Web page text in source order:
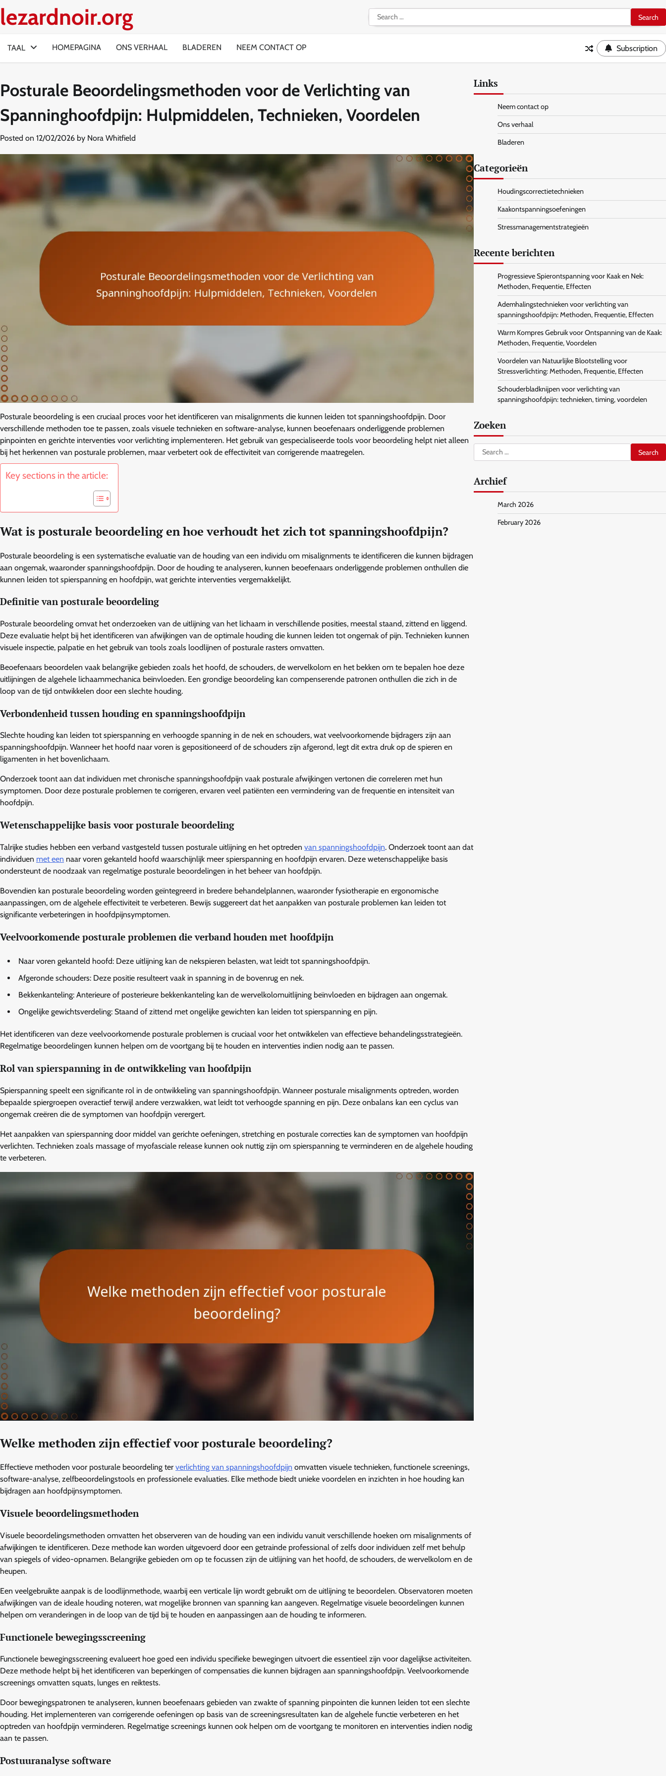
lezardnoir.org
Search
for:
TAAL HOMEPAGINA ONS VERHAAL BLADEREN NEEM CONTACT OP Subscription
Posturale Beoordelingsmethoden voor de Verlichting van
Spanninghoofdpijn: Hulpmiddelen, Technieken, Voordelen
Posted on 12/02/2026 by Nora Whitfield
Posturale beoordeling is een cruciaal proces voor het identificeren van misalignments die kunnen leiden tot spanningshoofdpijn. Door
verschillende methoden toe te passen, zoals visuele technieken en software-analyse, kunnen beoefenaars onderliggende problemen
pinpointen en gerichte interventies voor verlichting implementeren. Het gebruik van gespecialiseerde tools voor beoordeling helpt niet alleen
bij het herkennen van posturale problemen, maar verbetert ook de effectiviteit van corrigerende maatregelen.
Key sections in the article:
Wat is posturale beoordeling en hoe verhoudt het zich tot spanningshoofdpijn?
Posturale beoordeling is een systematische evaluatie van de houding van een individu om misalignments te identificeren die kunnen bijdragen
aan ongemak, waaronder spanningshoofdpijn. Door de houding te analyseren, kunnen beoefenaars onderliggende problemen onthullen die
kunnen leiden tot spierspanning en hoofdpijn, wat gerichte interventies vergemakkelijkt.
Definitie van posturale beoordeling
Posturale beoordeling omvat het onderzoeken van de uitlijning van het lichaam in verschillende posities, meestal staand, zittend en liggend.
Deze evaluatie helpt bij het identificeren van afwijkingen van de optimale houding die kunnen leiden tot ongemak of pijn. Technieken kunnen
visuele inspectie, palpatie en het gebruik van tools zoals loodlijnen of posturale rasters omvatten.
Beoefenaars beoordelen vaak belangrijke gebieden zoals het hoofd, de schouders, de wervelkolom en het bekken om te bepalen hoe deze
uitlijningen de algehele lichaammechanica beïnvloeden. Een grondige beoordeling kan compenserende patronen onthullen die zich in de
loop van de tijd ontwikkelen door een slechte houding.
Verbondenheid tussen houding en spanningshoofdpijn
Slechte houding kan leiden tot spierspanning en verhoogde spanning in de nek en schouders, wat veelvoorkomende bijdragers zijn aan
spanningshoofdpijn. Wanneer het hoofd naar voren is gepositioneerd of de schouders zijn afgerond, legt dit extra druk op de spieren en
ligamenten in het bovenlichaam.
Onderzoek toont aan dat individuen met chronische spanningshoofdpijn vaak posturale afwijkingen vertonen die correleren met hun
symptomen. Door deze posturale problemen te corrigeren, ervaren veel patiënten een vermindering van de frequentie en intensiteit van
hoofdpijn.
Wetenschappelijke basis voor posturale beoordeling
Talrijke studies hebben een verband vastgesteld tussen posturale uitlijning en het optreden van spanningshoofdpijn. Onderzoek toont aan dat
individuen met een naar voren gekanteld hoofd waarschijnlijk meer spierspanning en hoofdpijn ervaren. Deze wetenschappelijke basis
ondersteunt de noodzaak van regelmatige posturale beoordelingen in het beheer van hoofdpijn.
Bovendien kan posturale beoordeling worden geïntegreerd in bredere behandelplannen, waaronder fysiotherapie en ergonomische
aanpassingen, om de algehele effectiviteit te verbeteren. Bewijs suggereert dat het aanpakken van posturale problemen kan leiden tot
significante verbeteringen in hoofdpijnsymptomen.
Veelvoorkomende posturale problemen die verband houden met hoofdpijn
Naar voren gekanteld hoofd: Deze uitlijning kan de nekspieren belasten, wat leidt tot spanningshoofdpijn.
Afgeronde schouders: Deze positie resulteert vaak in spanning in de bovenrug en nek.
Bekkenkanteling: Anterieure of posterieure bekkenkanteling kan de wervelkolomuitlijning beïnvloeden en bijdragen aan ongemak.
Ongelijke gewichtsverdeling: Staand of zittend met ongelijke gewichten kan leiden tot spierspanning en pijn.
Het identificeren van deze veelvoorkomende posturale problemen is cruciaal voor het ontwikkelen van effectieve behandelingsstrategieën.
Regelmatige beoordelingen kunnen helpen om de voortgang bij te houden en interventies indien nodig aan te passen.
Rol van spierspanning in de ontwikkeling van hoofdpijn
Spierspanning speelt een significante rol in de ontwikkeling van spanningshoofdpijn. Wanneer posturale misalignments optreden, worden
bepaalde spiergroepen overactief terwijl andere verzwakken, wat leidt tot verhoogde spanning en pijn. Deze onbalans kan een cyclus van
ongemak creëren die de symptomen van hoofdpijn verergert.
Het aanpakken van spierspanning door middel van gerichte oefeningen, stretching en posturale correcties kan de symptomen van hoofdpijn
verlichten. Technieken zoals massage of myofasciale release kunnen ook nuttig zijn om spierspanning te verminderen en de algehele houding
te verbeteren.
Welke methoden zijn effectief voor posturale beoordeling?
Effectieve methoden voor posturale beoordeling ter verlichting van spanningshoofdpijn omvatten visuele technieken, functionele screenings,
software-analyse, zelfbeoordelingstools en professionele evaluaties. Elke methode biedt unieke voordelen en inzichten in hoe houding kan
bijdragen aan hoofdpijnsymptomen.
Visuele beoordelingsmethoden
Visuele beoordelingsmethoden omvatten het observeren van de houding van een individu vanuit verschillende hoeken om misalignments of
afwijkingen te identificeren. Deze methode kan worden uitgevoerd door een getrainde professional of zelfs door individuen zelf met behulp
van spiegels of video-opnamen. Belangrijke gebieden om op te focussen zijn de uitlijning van het hoofd, de schouders, de wervelkolom en de
heupen.
Een veelgebruikte aanpak is de loodlijnmethode, waarbij een verticale lijn wordt gebruikt om de uitlijning te beoordelen. Observatoren moeten
afwijkingen van de ideale houding noteren, wat mogelijke bronnen van spanning kan aangeven. Regelmatige visuele beoordelingen kunnen
helpen om veranderingen in de loop van de tijd bij te houden en aanpassingen aan de houding te informeren.
Functionele bewegingsscreening
Functionele bewegingsscreening evalueert hoe goed een individu specifieke bewegingen uitvoert die essentieel zijn voor dagelijkse activiteiten.
Deze methode helpt bij het identificeren van beperkingen of compensaties die kunnen bijdragen aan spanningshoofdpijn. Veelvoorkomende
screenings omvatten squats, lunges en reiktests.
Door bewegingspatronen te analyseren, kunnen beoefenaars gebieden van zwakte of spanning pinpointen die kunnen leiden tot een slechte
houding. Het implementeren van corrigerende oefeningen op basis van de screeningsresultaten kan de algehele functie verbeteren en het
optreden van hoofdpijn verminderen. Regelmatige screenings kunnen ook helpen om de voortgang te monitoren en interventies indien nodig
aan te passen.
Postuuranalyse software
Links
Neem contact op
Ons verhaal
Bladeren
Categorieën
Houdingscorrectietechnieken
Kaakontspanningsoefeningen
Stressmanagementstrategieën
Recente berichten
Progressieve Spierontspanning voor Kaak en Nek:
Methoden, Frequentie, Effecten
Ademhalingstechnieken voor verlichting van
spanningshoofdpijn: Methoden, Frequentie, Effecten
Warm Kompres Gebruik voor Ontspanning van de Kaak:
Methoden, Frequentie, Voordelen
Voordelen van Natuurlijke Blootstelling voor
Stressverlichting: Methoden, Frequentie, Effecten
Schouderbladknijpen voor verlichting van
spanningshoofdpijn: technieken, timing, voordelen
Zoeken
Search
for:
Archief
March 2026
February 2026